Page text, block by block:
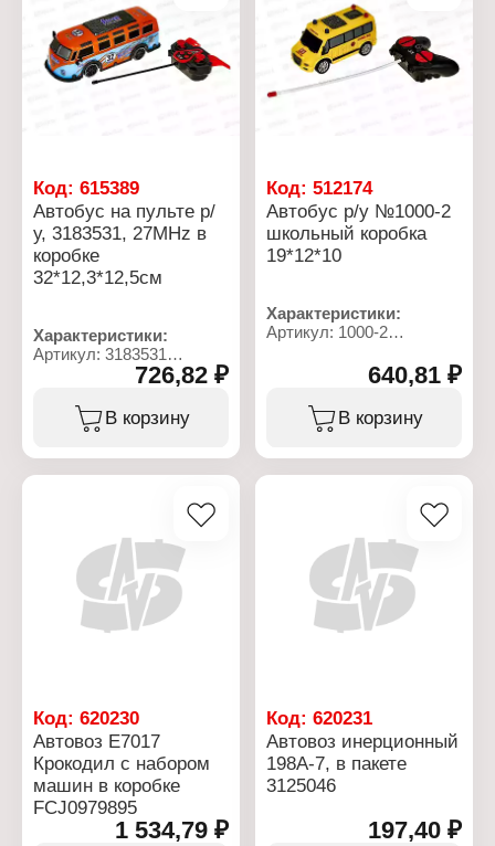
Цвет: в ассортименте
Рекомендуемый возраст:
от 3 лет
Код: 615389
Автобус на пульте р/
у, 3183531, 27MHz в
коробке
32*12,3*12,5см
Характеристики:
Артикул: 3183531
Тип товара: Машина
Модель: "Автобус"
Механизм: на
радиоуправлении
Размер упаковки:
32х12,3х12,5 см
726,82 ₽
В корзину
Код:512174
Автобус р/у №1000-2
школьный коробка
19*12*10
Характеристики:
Артикул: 1000-2
Модель: "Школьный
Механизм: на
радиоуправлении
Материал: пластик
Эффект: свет
Рекомендуемый возраст:
от 3 лет
Питание: 3хАА + 2АА
Батарейки в комплекте:
640,81 ₽
В корзину
Код: 620230
Автовоз Е7017
Крокодил с набором
машин в коробке
FCJ0979895
1 534,79 ₽
Код:620231
Автовоз инерционный
198А-7, в пакете
3125046
197,40 ₽